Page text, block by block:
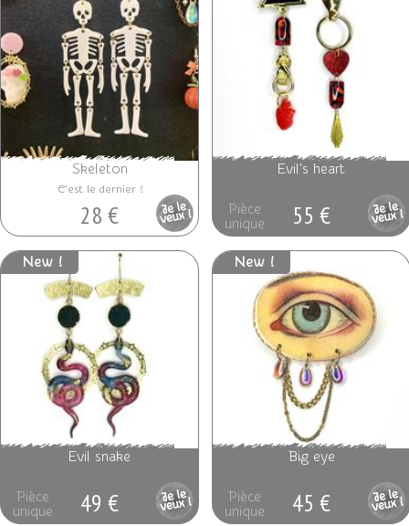
Skeleton
28 €
C'est le dernier !
Evil's heart
Pièce
unique
55 €
Evil snake
Pièce
unique
New !
49 €
Big eye
Pièce
unique
New !
45 €